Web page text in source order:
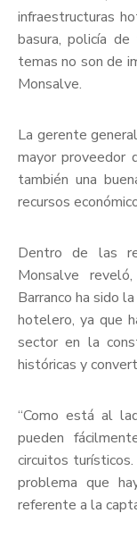
infraestructuras
basura, policía
temas no son de
Monsalve.
La gerente
mayor proveedor
también una
recursos
Dentro de las
Monsalve
Barranco ha sido
hotelero, ya que
sector en la
históricas y
“Como está al
pueden
circuitos
problema que
referente a la